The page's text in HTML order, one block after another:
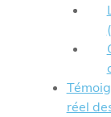
réel